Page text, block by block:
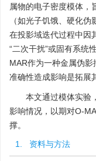
属物的电子密度模体，
（如光子饥饿、硬化
在投影域迭代过程中因
“二次干扰”或固有系统
MAR作为一种金属伪
准确性造成影响是拓展
本文通过模体实验
影响情况，以期对O-
撑。
1. 资料与方法